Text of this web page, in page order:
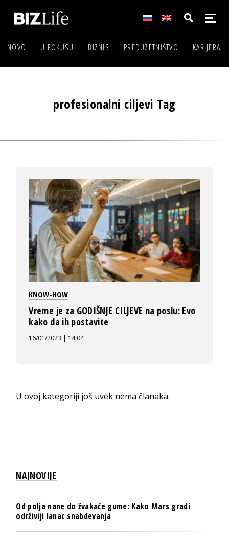
NOVO U FOKUSU BIZNIS PREDUZETNIŠTVO KARIJERA
profesionalni ciljevi Tag
KNOW-HOW
Vreme je za GODIŠNJE CILJEVE na poslu: Evo
kako da ih postavite
16/01/2023 | 14:04
U ovoj kategoriji još uvek nema članaka.
NAJNOVIJE
Od polja nane do žvakaće gume: Kako Mars gradi
održiviji lanac snabdevanja